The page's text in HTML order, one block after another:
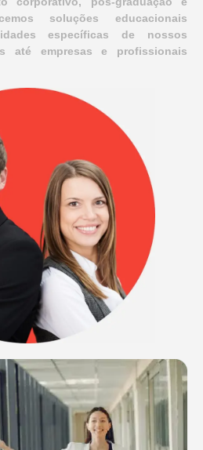
soluções educacionais
específicas de nossos
até empresas e profissionais